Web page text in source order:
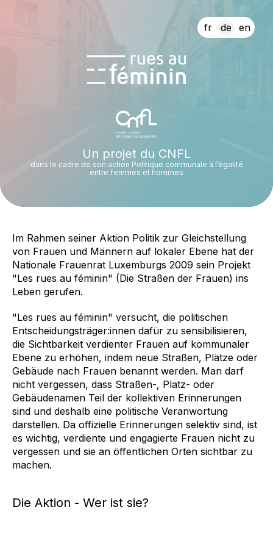
fr de en
Un projet du CNFL
dans le cadre de son action Politique communale à l’égalité
entre femmes et hommes
Im Rahmen seiner Aktion Politik zur Gleichstellung
von Frauen und Männern auf lokaler Ebene hat der
Nationale Frauenrat Luxemburgs 2009 sein Projekt
"Les rues au féminin" (Die Straßen der Frauen) ins
Leben gerufen.
"Les rues au féminin" versucht, die politischen
Entscheidungsträger:innen dafür zu sensibilisieren,
die Sichtbarkeit verdienter Frauen auf kommunaler
Ebene zu erhöhen, indem neue Straßen, Plätze oder
Gebäude nach Frauen benannt werden. Man darf
nicht vergessen, dass Straßen-, Platz- oder
Gebäudenamen Teil der kollektiven Erinnerungen
sind und deshalb eine politische Veranwortung
darstellen. Da offizielle Erinnerungen selektiv sind, ist
es wichtig, verdiente und engagierte Frauen nicht zu
vergessen und sie an öffentlichen Orten sichtbar zu
machen.
Die Aktion - Wer ist sie?